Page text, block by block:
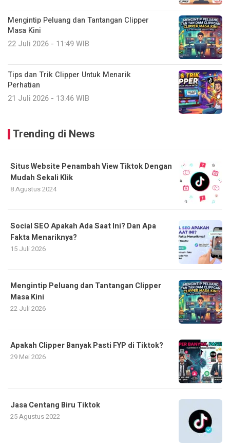
Mengintip Peluang dan Tantangan Clipper
Masa Kini
22 Juli 2026 - 11:49 WIB
Tips dan Trik Clipper Untuk Menarik
Perhatian
21 Juli 2026 - 13:46 WIB
Trending di News
Situs Website Penambah View Tiktok Dengan
Mudah Sekali Klik
8 Agustus 2024
Social SEO Apakah Ada Saat Ini? Dan Apa
Fakta Menariknya?
15 Juli 2026
Mengintip Peluang dan Tantangan Clipper
Masa Kini
22 Juli 2026
Apakah Clipper Banyak Pasti FYP di Tiktok?
29 Mei 2026
Jasa Centang Biru Tiktok
25 Agustus 2022